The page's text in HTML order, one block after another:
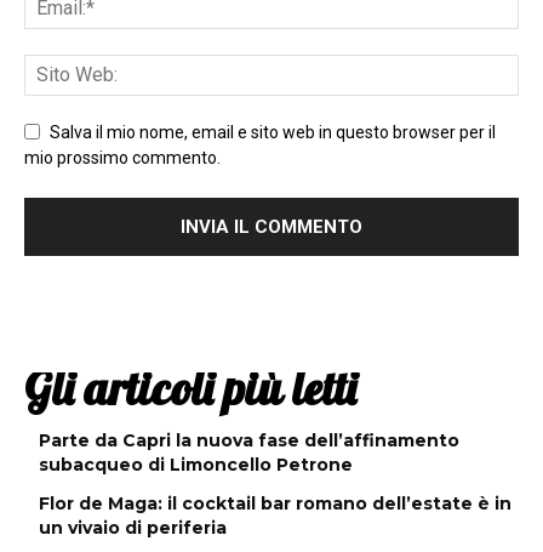
Salva il mio nome, email e sito web in questo browser per il
mio prossimo commento.
Gli articoli più letti
Parte da Capri la nuova fase dell’affinamento
subacqueo di Limoncello Petrone
Flor de Maga: il cocktail bar romano dell’estate è in
un vivaio di periferia